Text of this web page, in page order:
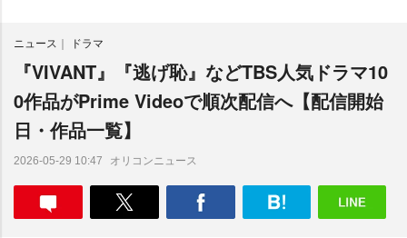
ニュース ドラマ
『VIVANT』『逃げ恥』などTBS人気ドラマ10
0作品がPrime Videoで順次配信へ【配信開始
日・作品一覧】
2026-05-29 10:47 オリコンニュース